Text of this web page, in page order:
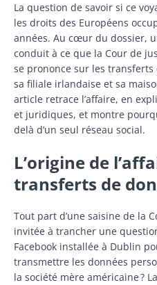
La question de savoir si ce
les droits des Européens
années. Au cœur du dossier,
conduit à ce que la Cour de
se prononce sur les transferts
sa filiale irlandaise et sa
article retrace l’affaire, en
et juridiques, et montre
delà d’un seul réseau social.
L’origine de
transferts de
Tout part d’une saisine de la
invitée à trancher une
Facebook installée à Dublin
transmettre les données
la société mère américaine ?